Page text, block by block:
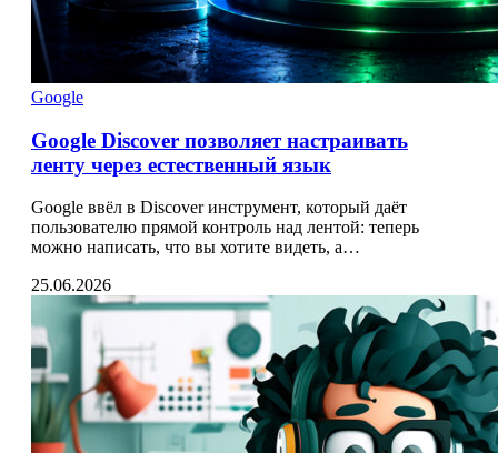
Google
Google Discover позволяет настраивать
ленту через естественный язык
Google ввёл в Discover инструмент, который даёт
пользователю прямой контроль над лентой: теперь
можно написать, что вы хотите видеть, а…
25.06.2026